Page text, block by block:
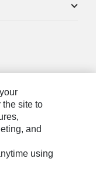
the site to
and
using